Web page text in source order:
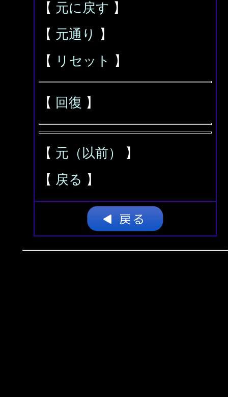
【 元に戻す 】
【 元通り
】
【
リセット 】
【 回復 】
【 元（以前）
】
【 戻る 】